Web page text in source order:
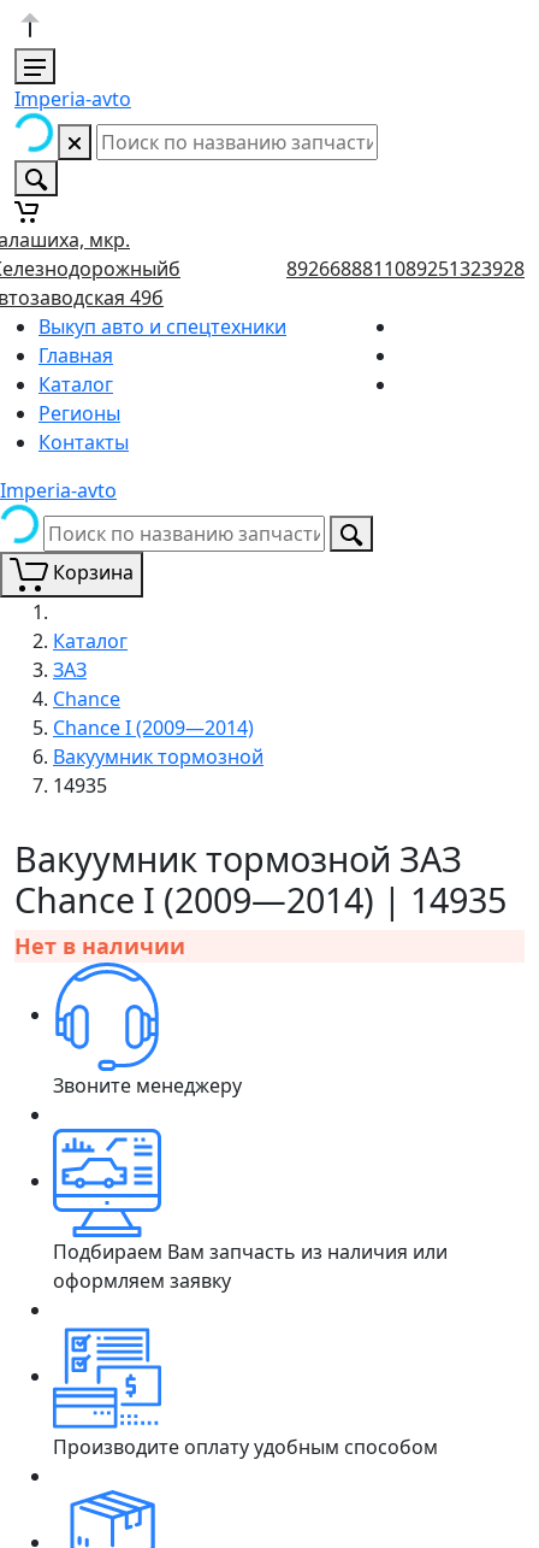
Imperia-avto
мкр.
49б
8926688811089251323928
Выкуп авто и спецтехники
Главная
Каталог
Регионы
Контакты
Imperia-avto
Корзина
Каталог
ЗАЗ
Chance
Chance I (2009—2014)
Вакуумник тормозной
14935
Вакуумник тормозной ЗАЗ
Chance I (2009—2014) | 14935
Нет в наличии
Звоните менеджеру
Подбираем Вам запчасть из наличия или
оформляем заявку
Производите оплату удобным способом